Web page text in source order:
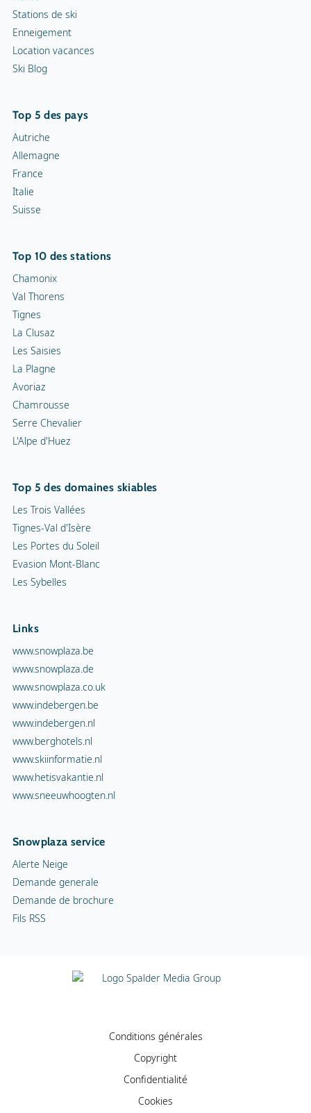
Stations de ski
Enneigement
Location vacances
Ski Blog
Top 5 des pays
Autriche
Allemagne
France
Italie
Suisse
Top 10 des stations
Chamonix
Val Thorens
Tignes
La Clusaz
Les Saisies
La Plagne
Avoriaz
Chamrousse
Serre Chevalier
L'Alpe d'Huez
Top 5 des domaines skiables
Les Trois Vallées
Tignes-Val d'Isère
Les Portes du Soleil
Evasion Mont-Blanc
Les Sybelles
Links
www.snowplaza.be
www.snowplaza.de
www.snowplaza.co.uk
www.indebergen.be
www.indebergen.nl
www.berghotels.nl
www.skiinformatie.nl
www.hetisvakantie.nl
www.sneeuwhoogten.nl
Snowplaza service
Alerte Neige
Demande generale
Demande de brochure
Fils RSS
Conditions générales
Copyright
Confidentialité
Cookies